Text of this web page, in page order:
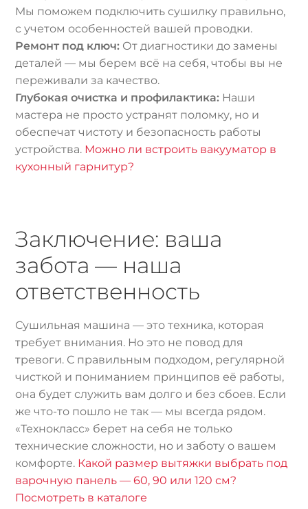
Мы поможем подключить сушилку правильно,
с учетом особенностей вашей проводки.
Ремонт под ключ: От диагностики до замены
деталей — мы берем всё на себя, чтобы вы не
переживали за качество.
Глубокая очистка и профилактика: Наши
мастера не просто устранят поломку, но и
обеспечат чистоту и безопасность работы
устройства. Можно ли встроить вакууматор в
кухонный гарнитур?
Заключение: ваша
забота — наша
ответственность
Сушильная машина — это техника, которая
требует внимания. Но это не повод для
тревоги. С правильным подходом, регулярной
чисткой и пониманием принципов её работы,
она будет служить вам долго и без сбоев. Если
же что-то пошло не так — мы всегда рядом.
«Технокласс» берет на себя не только
технические сложности, но и заботу о вашем
комфорте. Какой размер вытяжки выбрать под
варочную панель — 60, 90 или 120 см?
Посмотреть в каталоге